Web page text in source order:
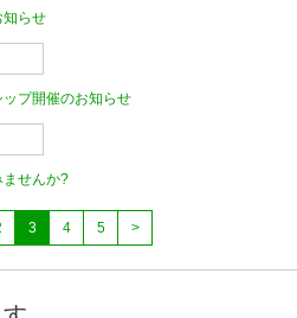
らせ
プ開催のお知らせ
ませんか?
3 4 5 >